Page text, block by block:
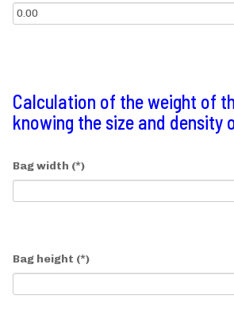
Calculation of the weight of
knowing the size and density
Bag width (*)
Bag height (*)